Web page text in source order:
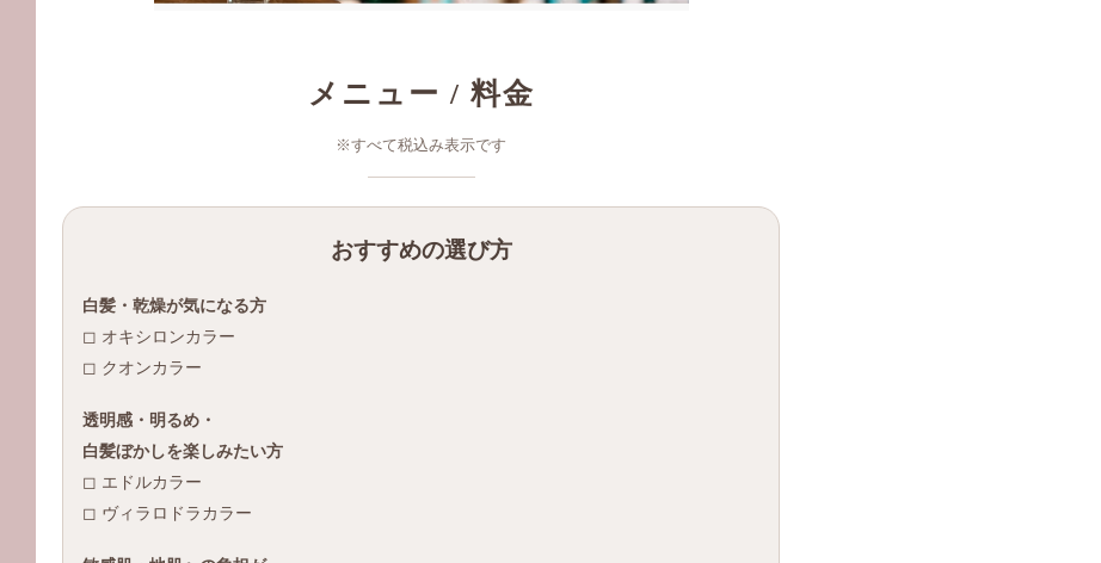
メニュー / 料金
※すべて税込み表示です
おすすめの選び方
白髪・乾燥が気になる方
◻︎ オキシロンカラー
◻︎ クオンカラー
透明感・明るめ・
白髪ぼかしを楽しみたい方
◻︎ エドルカラー
◻︎ ヴィラロドラカラー